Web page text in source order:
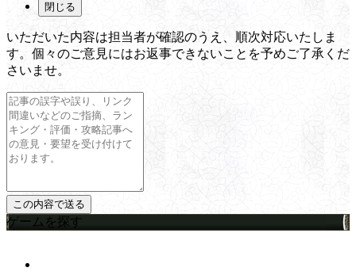
閉じる
いただいた内容は担当者が確認のうえ、順次対応いたしま
す。個々のご意見にはお返事できないことを予めご了承くだ
さいませ。
ゲームを探す